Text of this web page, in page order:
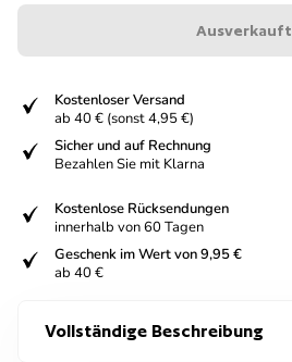
Ausverkauft
Kostenloser Versand
ab 40 € (sonst 4,95 €)
Sicher und auf Rechnung
Bezahlen Sie mit Klarna
Kostenlose Rücksendungen
innerhalb von 60 Tagen
Geschenk im Wert von 9,95 €
ab 40 €
Vollständige Beschreibung